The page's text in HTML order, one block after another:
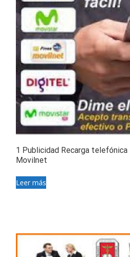
1 Publicidad Recarga
Movilnet
Leer más